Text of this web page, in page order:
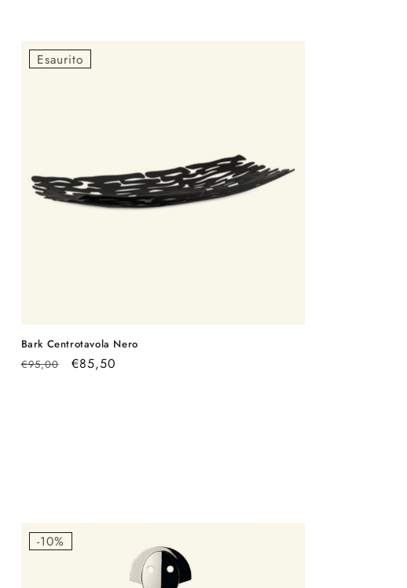
Esaurito
Bark Centrotavola Nero
Prezzo
€95,00
Prezzo
€85,50
-10%